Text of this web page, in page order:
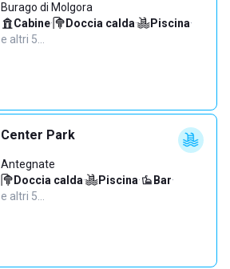
Burago di Molgora
Cabine· Doccia calda· Piscina·
e altri 5…
Center Park
Antegnate
Doccia calda· Piscina· Bar·
e altri 5…